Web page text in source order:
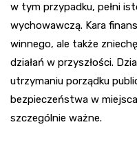
w tym przypadku, pełni
wychowawczą. Kara
winnego, ale także
działań w przyszłości.
utrzymaniu porządku
bezpieczeństwa w
szczególnie ważne.